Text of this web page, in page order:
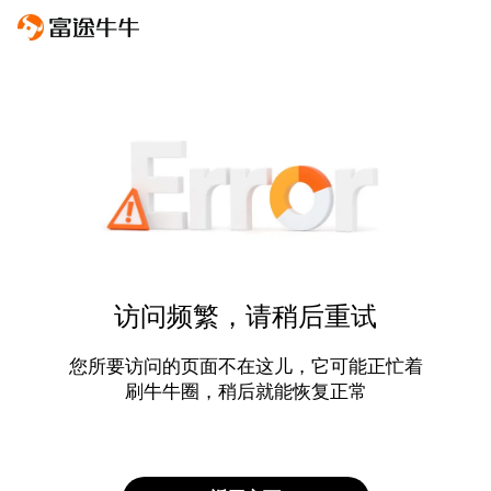
访问频繁，请稍后重试
您所要访问的页面不在这儿，它可能正忙着
刷牛牛圈，稍后就能恢复正常